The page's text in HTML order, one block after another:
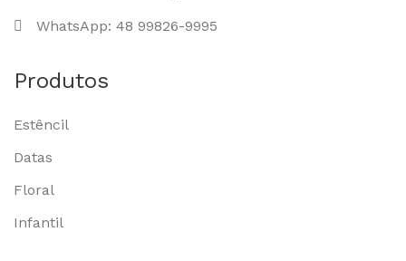
WhatsApp: 48 99826-9995
Produtos
Estêncil
Datas
Floral
Infantil